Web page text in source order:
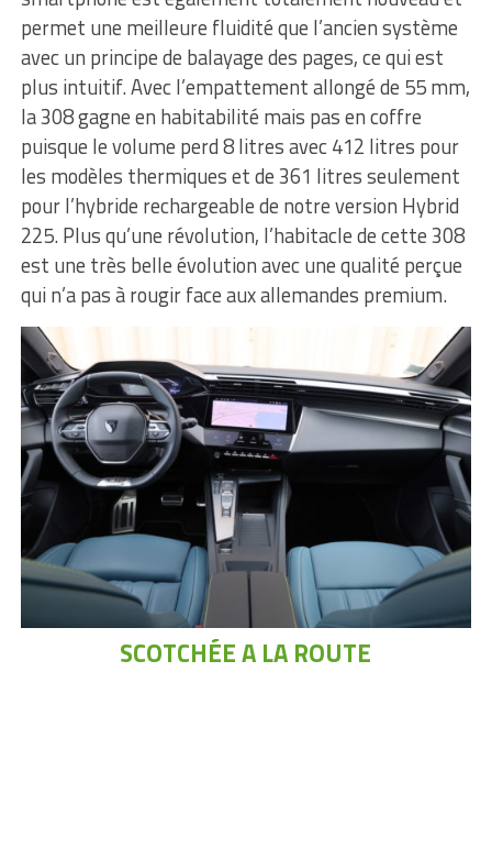
permet une meilleure fluidité que l’ancien système
avec un principe de balayage des pages, ce qui est
plus intuitif. Avec l’empattement allongé de 55 mm,
la 308 gagne en habitabilité mais pas en coffre
puisque le volume perd 8 litres avec 412 litres pour
les modèles thermiques et de 361 litres seulement
pour l’hybride rechargeable de notre version Hybrid
225. Plus qu’une révolution, l’habitacle de cette 308
est une très belle évolution avec une qualité perçue
qui n’a pas à rougir face aux allemandes premium.
SCOTCHÉE A LA ROUTE